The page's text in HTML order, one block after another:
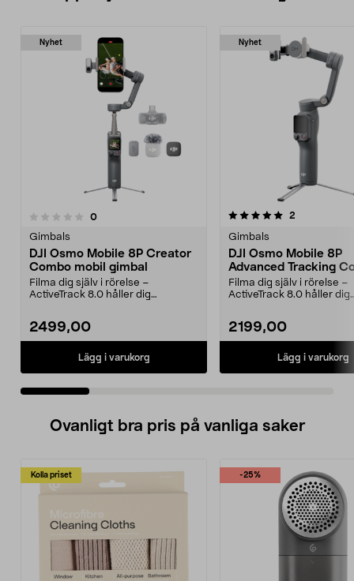
Nyhet
0recensioner
Gimbals
DJI Osmo Mobile 8P Creator
Combo mobil gimbal
Filma dig själv i rörelse –
ActiveTrack 8.0 håller dig
2499,00
Lägg i varukorg
Nyhet
5.0 av 5 stjärnor 2
Gimbals
DJI Osmo Mobile 8P
Advanced Tracking
Kit
Filma dig själv i rörelse –
ActiveTrack 8.0 håller dig
2199,00
Lägg i varukorg
0.0 av 5 stjärnor
Ovanligt bra pris på vanliga saker
Kolla priset -25%